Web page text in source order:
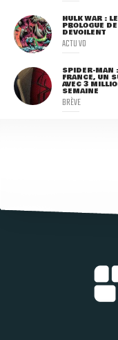
HULK WAR :
PROLOGUE
DÉVOILENT
ACTU VO
SPIDER-MAN
FRANCE, UN
AVEC 3
SEMAINE
BRÈVE